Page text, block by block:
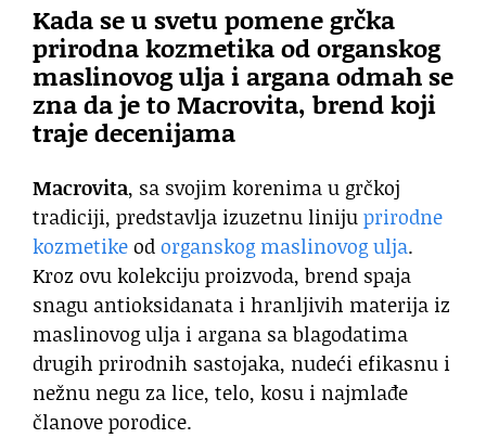
Kada se u svetu pomene grčka
prirodna kozmetika od organskog
maslinovog ulja i argana odmah se
zna da je to Macrovita, brend koji
traje decenijama
Macrovita, sa svojim korenima u grčkoj
tradiciji, predstavlja izuzetnu linijuprirodne
kozmetikeodorganskog maslinovog ulja.
Kroz ovu kolekciju proizvoda, brend spaja
snagu antioksidanata i hranljivih materija iz
maslinovog ulja i argana sa blagodatima
drugih prirodnih sastojaka, nudeći efikasnu i
nežnu negu za lice, telo, kosu i najmlađe
članove porodice.